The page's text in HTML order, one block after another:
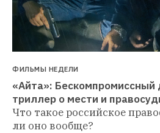
ФИЛЬМЫ НЕДЕЛИ
«Айта»: Бескомпромиссный
триллер о мести и
Что такое российское
ли оно вообще?